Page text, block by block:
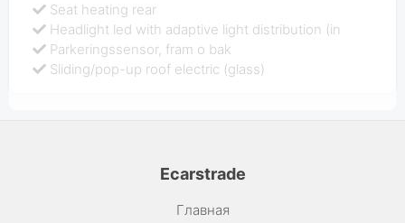
Seat heating rear
Headlight led with adaptive light distribution (in
Parkeringssensor, fram o bak
Sliding/pop-up roof electric (glass)
Ecarstrade
Главная